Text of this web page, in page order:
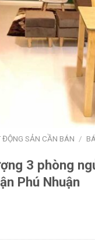
ĐỘNG SẢN CẦN BÁN /
3 phòng
Phú Nhuận